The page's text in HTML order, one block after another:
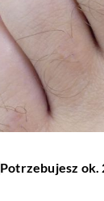
Potrzebujesz ok.